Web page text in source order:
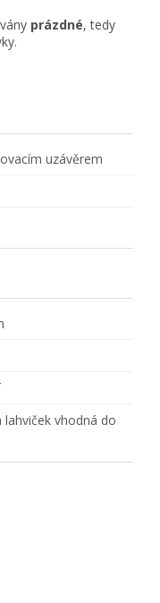
prázdné, tedy
uzávěrem
lahviček vhodná do